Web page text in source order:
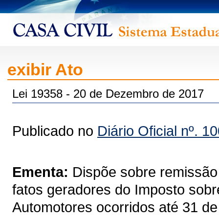
exibir Ato
Lei 19358 - 20 de Dezembro de 2017
Publicado no Diário Oficial nº.
Ementa: Dispõe sobre
fatos geradores do Imposto
Automotores ocorridos até 31